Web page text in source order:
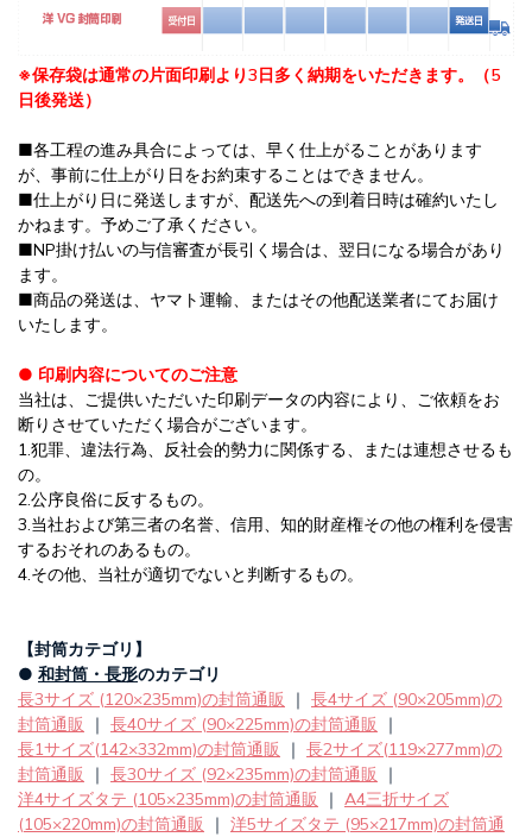
※保存袋は通常の片面印刷より3日多く納期をいただきます。（5
日後発送）
■各工程の進み具合によっては、早く仕上がることがあります
が、事前に仕上がり日をお約束することはできません。
■仕上がり日に発送しますが、配送先への到着日時は確約いたし
かねます。予めご了承ください。
■NP掛け払いの与信審査が長引く場合は、翌日になる場合があり
ます。
■商品の発送は、ヤマト運輸、またはその他配送業者にてお届け
いたします。
● 印刷内容についてのご注意
当社は、ご提供いただいた印刷データの内容により、ご依頼をお
断りさせていただく場合がございます。
1.犯罪、違法行為、反社会的勢力に関係する、または連想させるも
の。
2.公序良俗に反するもの。
3.当社および第三者の名誉、信用、知的財産権その他の権利を侵害
するおそれのあるもの。
4.その他、当社が適切でないと判断するもの。
【封筒カテゴリ】
● 和封筒・長形のカテゴリ
長3サイズ (120×235mm)の封筒通販
｜ 長4サイズ (90×205mm)の
封筒通販
｜ 長40サイズ (90×225mm)の封筒通販
｜
長1サイズ(142×332mm)の封筒通販
｜ 長2サイズ(119×277mm)の
封筒通販
｜ 長30サイズ (92×235mm)の封筒通販
｜
洋4サイズタテ (105×235mm)の封筒通販
｜ A4三折サイズ
(105×220mm)の封筒通販
｜ 洋5サイズタテ (95×217mm)の封筒通